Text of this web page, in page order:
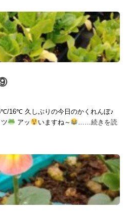
16℃ 久しぶりの今日のかくれんぼ♪
アッ いますね～ ……続きを読